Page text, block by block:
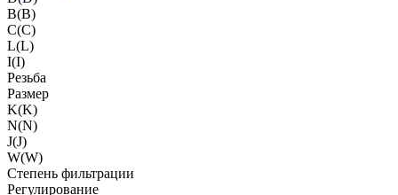
B(B)
C(C)
L(L)
I(I)
Резьба
Размер
K(K)
N(N)
J(J)
W(W)
Степень фильтрации
Регулирование